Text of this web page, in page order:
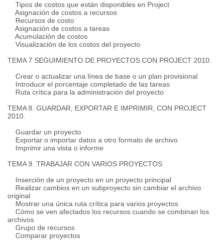
Tipos de costos que están disponibles en Project
Asignación de costos a recursos
Recursos de costo
Asignación de costos a tareas
Acumulación de costos
Visualización de los costos del proyecto
TEMA 7 SEGUIMIENTO DE PROYECTOS CON PROJECT 2010.
Crear o actualizar una línea de base o un plan provisional
Introducir el porcentaje completado de las tareas
Ruta crítica para la administración del proyecto
TEMA 8. GUARDAR, EXPORTAR E IMPRIMIR, CON PROJECT
2010.
Guardar un proyecto
Exportar o importar datos a otro formato de archivo
Imprimir una vista o informe
TEMA 9. TRABAJAR CON VARIOS PROYECTOS
Inserción de un proyecto en un proyecto principal
Realizar cambios en un subproyecto sin cambiar el archivo
original
Mostrar una única ruta crítica para varios proyectos
Cómo se ven afectados los recursos cuando se combinan los
archivos
Grupo de recursos
Comparar proyectos